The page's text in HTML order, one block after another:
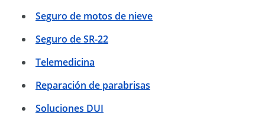
Seguro de motos de nieve
Seguro de SR-22
Telemedicina
Reparación de parabrisas
Soluciones DUI